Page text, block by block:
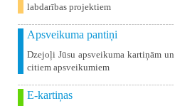
labdarības projektiem
Apsveikuma pantiņi
Dzejoļi Jūsu apsveikuma kartiņām un
citiem apsveikumiem
E-kartiņas